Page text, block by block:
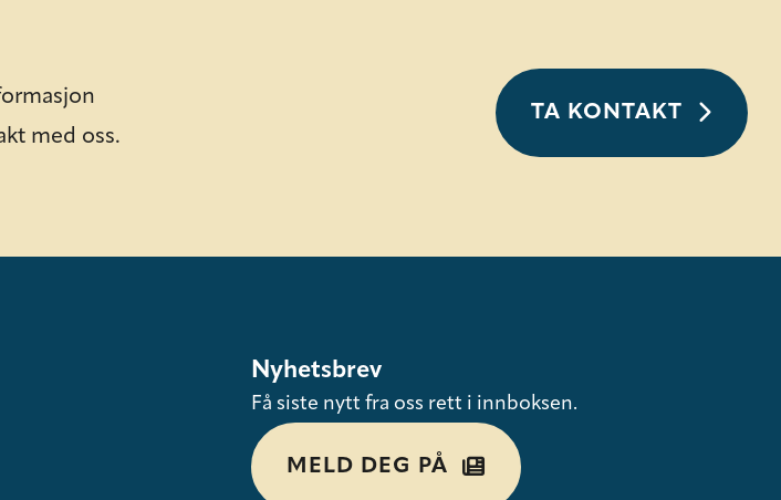
med oss.
TA KONTAKT
Nyhetsbrev
Få siste nytt fra oss rett i innboksen.
MELD DEG PÅ